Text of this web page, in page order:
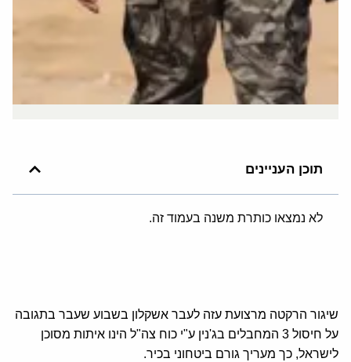
תוכן העניינים
לא נמצאו כותרת משנה בעמוד זה.
שיגור הרקטה מרצועת עזה לעבר אשקלון בשבוע שעבר בתגובה
על חיסול 3 המחבלים בג'נין ע"י כוח צה"ל הינו איתות מסוכן
לישראל, כך מעריך גורם ביטחוני בכיר.